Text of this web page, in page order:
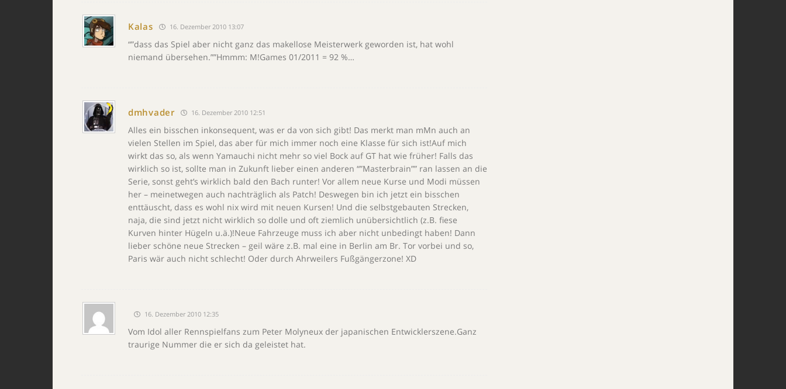
Kalas 16. Dezember 2010 13:07
“”dass das Spiel aber nicht ganz das makellose Meisterwerk geworden ist, hat wohl
niemand übersehen.””Hmmm: M!Games 01/2011 = 92 %…
dmhvader 16. Dezember 2010 12:51
Alles ein bisschen inkonsequent, was er da von sich gibt! Das merkt man mMn auch an
vielen Stellen im Spiel, das aber für mich immer noch eine Klasse für sich ist!Auf mich
wirkt das so, als wenn Yamauchi nicht mehr so viel Bock auf GT hat wie früher! Falls das
wirklich so ist, sollte man in Zukunft lieber einen anderen “”Masterbrain”” ran lassen an die
Serie, sonst geht’s wirklich bald den Bach runter! Vor allem neue Kurse und Modi müssen
her – meinetwegen auch nachträglich als Patch! Deswegen bin ich jetzt ein bisschen
enttäuscht, dass es wohl nix wird mit neuen Kursen! Und die selbstgebauten Strecken,
naja, die sind jetzt nicht wirklich so dolle und oft ziemlich unübersichtlich (z.B. fiese
Kurven hinter Hügeln u.ä.)!Neue Fahrzeuge muss ich aber nicht unbedingt haben! Dann
lieber schöne neue Strecken – geil wäre z.B. mal eine in Berlin am Br. Tor vorbei und so,
Paris wär auch nicht schlecht! Oder durch Ahrweilers Fußgängerzone! XD
16. Dezember 2010 12:35
Vom Idol aller Rennspielfans zum Peter Molyneux der japanischen Entwicklerszene.Ganz
traurige Nummer die er sich da geleistet hat.